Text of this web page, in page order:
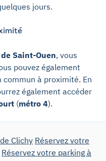
jours.
Saint-Ouen, vous
pouvez également
à proximité. En
également accéder
(métro 4).
Clichy Réservez votre
Réservez votre parking à